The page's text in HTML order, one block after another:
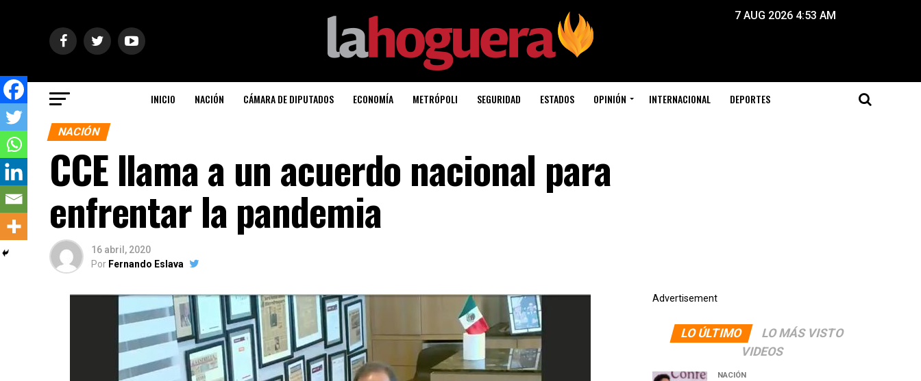
7 AUG 2026 4:53 AM
INICIO NACIÓN CÁMARA DE DIPUTADOS ECONOMÍA METRÓPOLI SEGURIDAD ESTADOS OPINIÓN INTERNACIONAL DEPORTES
NACIÓN
CCE llama a un acuerdo nacional para
enfrentar la pandemia
16 abril, 2020
Por Fernando Eslava
Advertisement
LO ÚLTIMO
LO MÁS VISTO
VIDEOS
NACIÓN